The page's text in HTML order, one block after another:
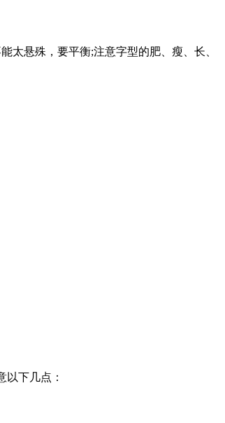
悬殊，要平衡;注意字型的肥、瘦、长、
下几点：